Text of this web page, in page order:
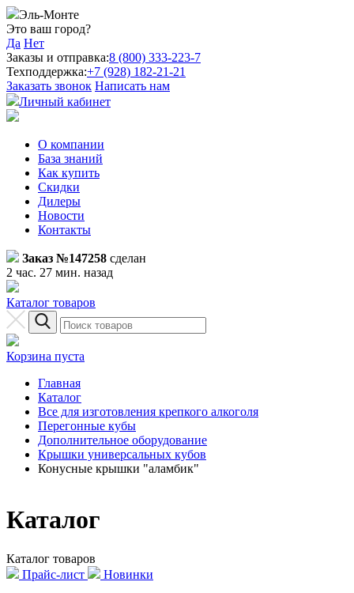
Эль-Монте
Это ваш город?
Да Нет
Заказы и отправка:8 (800) 333-223-7
Техподдержка:+7 (928) 182-21-21
Заказать звонок Написать нам
Личный кабинет
О компании
База знаний
Как купить
Скидки
Дилеры
Новости
Контакты
Заказ №147258 сделан
2 час. 27 мин. назад
Каталог товаров
Корзина пуста
Главная
Каталог
Все для изготовления крепкого алкоголя
Перегонные кубы
Дополнительное оборудование
Крышки универсальных кубов
Конусные крышки "аламбик"
Каталог
Каталог товаров
Прайс-лист
Новинки